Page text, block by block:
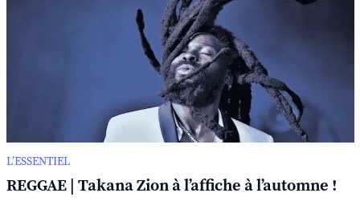
L’ESSENTIEL
REGGAE | Takana Zion à l’affiche à l’automne !